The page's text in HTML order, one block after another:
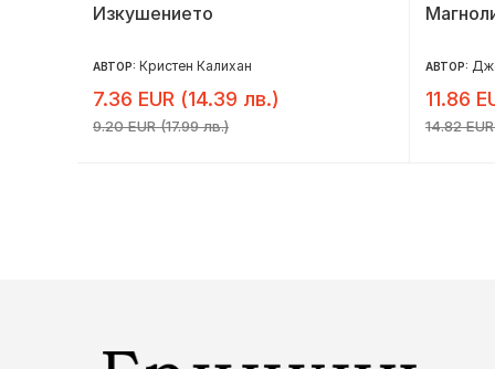
Изкушението
АВТОР: Кристен Калихан
7.36 EUR (14.39 лв.)
9.20 EUR (17.99 лв.)
АВТОР:
11.86
14.82